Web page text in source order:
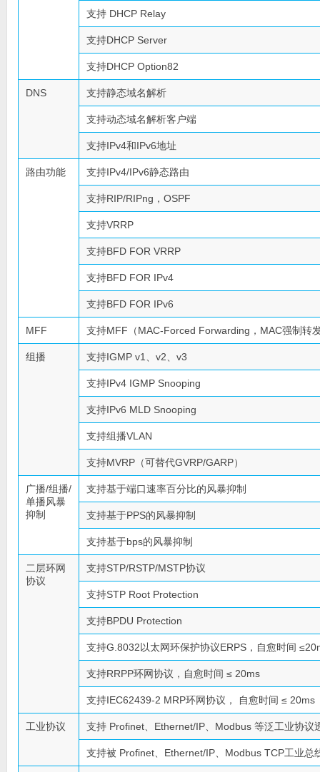
支持 DHCP Relay
支持DHCP Server
支持DHCP Option82
DNS 支持静态域名解析
支持动态域名解析客户端
支持IPv4和IPv6地址
路由功能 支持IPv4/IPv6静态路由
支持RIP/RIPng，OSPF
支持VRRP
支持BFD FOR VRRP
支持BFD FOR IPv4
支持BFD FOR IPv6
MFF 支持MFF（MAC-Forced Forwarding，MAC强制转
组播 支持IGMP v1、v2、v3
支持IPv4 IGMP Snooping
支持IPv6 MLD Snooping
支持组播VLAN
支持MVRP（可替代GVRP/GARP）
广播/组播/
单播风暴
抑制
支持基于端口速率百分比的风暴抑制
支持基于PPS的风暴抑制
支持基于bps的风暴抑制
二层环网
协议
支持STP/RSTP/MSTP协议
支持STP Root Protection
支持BPDU Protection
支持G.8032以太网环保护协议ERPS，自愈时间
支持RRPP环网协议，自愈时间 ≤ 20ms
支持IEC62439-2 MRP环网协议， 自愈时间 ≤ 20ms
工业协议 支持 Profinet、Ethernet/IP、Modbus 等泛工业协议
支持被 Profinet、Ethernet/IP、Modbus TCP工业总